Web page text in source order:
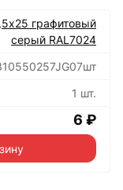
графитовый
серый RAL7024
1 шт.
6 ₽